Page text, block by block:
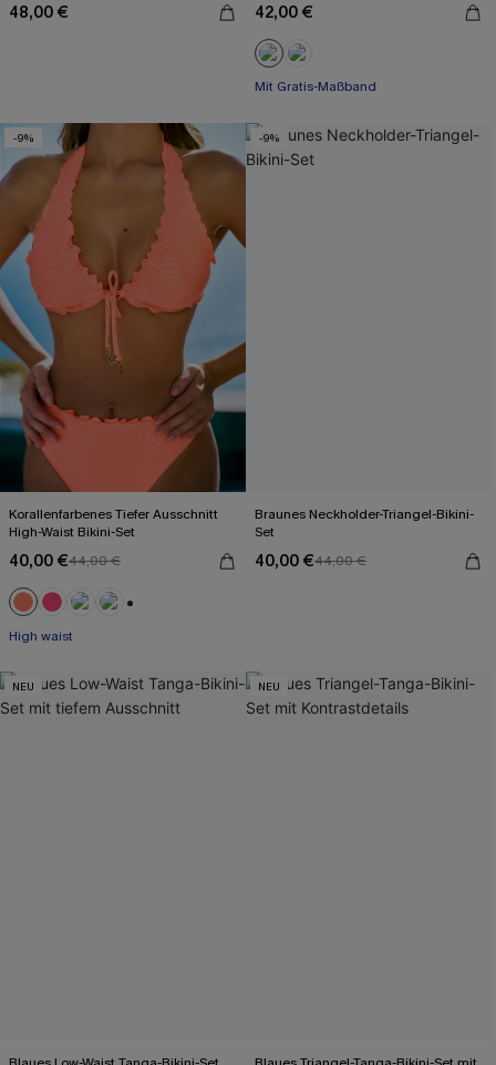
48,00 € 42,00 €
Mit Gratis-Maßband
Paisley/Boho
-9%
Korallenfarbenes Tiefer Ausschnitt
High-Waist Bikini-Set
40,00 €44,00 €
High waist
-9%
Braunes Neckholder-Triangel-Bikini-
Set
40,00 €44,00 €
NEU NEU